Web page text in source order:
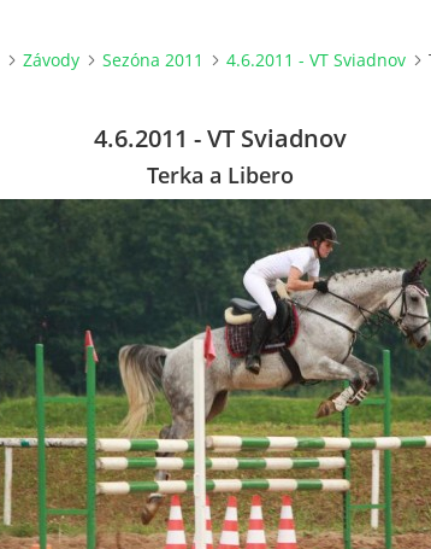
Závody Sezóna 2011 4.6.2011 - VT Sviadnov
4.6.2011 - VT Sviadnov
Terka a Libero